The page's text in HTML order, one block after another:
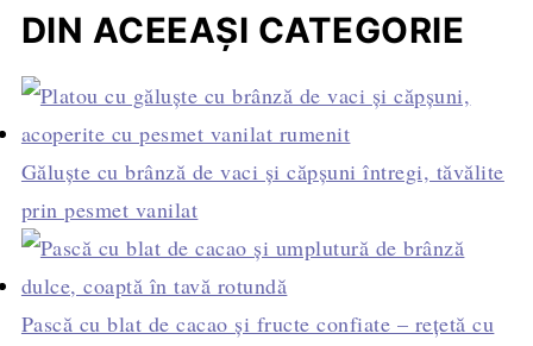
DIN ACEEAȘI CATEGORIE
Găluște cu brânză de vaci și căpșuni întregi, tăvălite
prin pesmet vanilat
Pască cu blat de cacao și fructe confiate – rețetă cu